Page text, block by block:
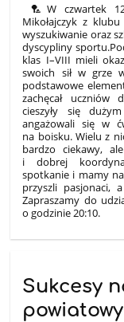
🏸W czwartek 12
Mikołajczyk z
wyszukiwanie oraz
dyscypliny
klas I–VIII mieli
swoich sił w grze
podstawowe
zachęcał uczniów
cieszyły się
angażowali się w
na boisku. Wielu z
bardzo ciekawy,
i dobrej
spotkanie i mamy
przyszli pasjonaci,
Zapraszamy do
o godzinie 20:10.
Sukcesy